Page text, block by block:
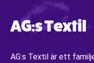
AG:s Textil
AG:s Textil är ett